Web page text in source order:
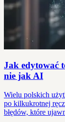
Jak edytować
nie jak AI
Wielu polskich
po kilkukrotnej
błędów, które